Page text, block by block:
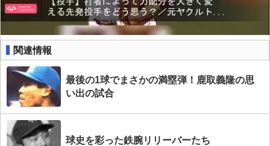
関連情報
最後の1球でまさかの満塁弾！鹿取義隆の思
い出の試合
球史を彩った鉄腕リリーバーたち